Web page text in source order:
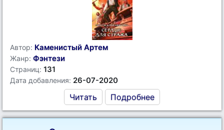
Автор: Каменистый Артем
Жанр: Фэнтези
Страниц: 131
Дата добавления: 26-07-2020
Читать Подробнее